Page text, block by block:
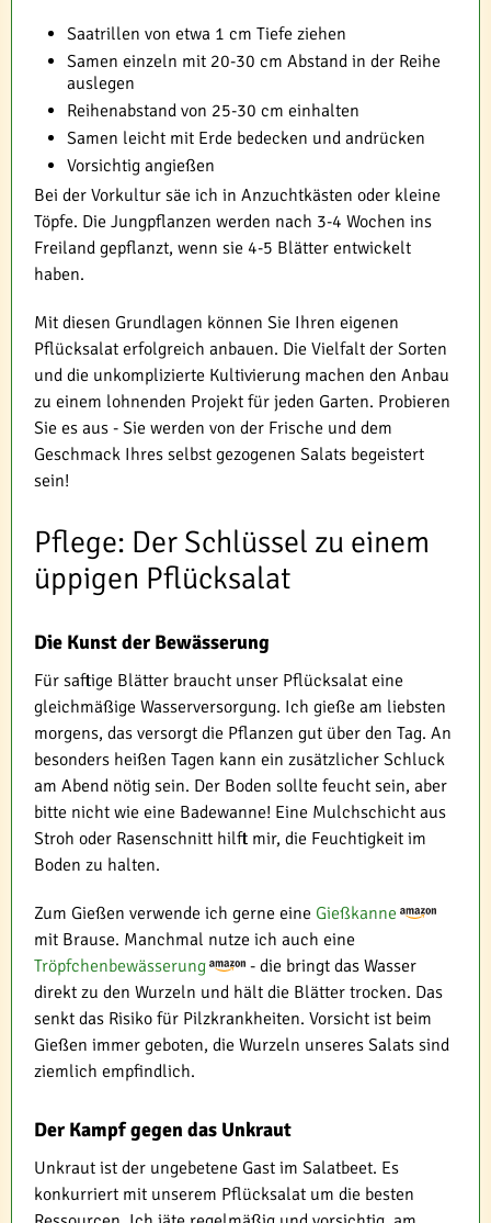
Saatrillen von etwa 1 cm Tiefe ziehen
Samen einzeln mit 20-30 cm Abstand in der Reihe
auslegen
Reihenabstand von 25-30 cm einhalten
Samen leicht mit Erde bedecken und andrücken
Vorsichtig angießen
Bei der Vorkultur säe ich in Anzuchtkästen oder kleine
Töpfe. Die Jungpflanzen werden nach 3-4 Wochen ins
Freiland gepflanzt, wenn sie 4-5 Blätter entwickelt
haben.
Mit diesen Grundlagen können Sie Ihren eigenen
Pflücksalat erfolgreich anbauen. Die Vielfalt der Sorten
und die unkomplizierte Kultivierung machen den Anbau
zu einem lohnenden Projekt für jeden Garten. Probieren
Sie es aus - Sie werden von der Frische und dem
Geschmack Ihres selbst gezogenen Salats begeistert
sein!
Pflege: Der Schlüssel zu einem
üppigen Pflücksalat
Die Kunst der Bewässerung
Für saftige Blätter braucht unser Pflücksalat eine
gleichmäßige Wasserversorgung. Ich gieße am liebsten
morgens, das versorgt die Pflanzen gut über den Tag. An
besonders heißen Tagen kann ein zusätzlicher Schluck
am Abend nötig sein. Der Boden sollte feucht sein, aber
bitte nicht wie eine Badewanne! Eine Mulchschicht aus
Stroh oder Rasenschnitt hilft mir, die Feuchtigkeit im
Boden zu halten.
Zum Gießen verwende ich gerne eine Gießkanne
mit Brause. Manchmal nutze ich auch eine
Tröpfchenbewässerung
- die bringt das Wasser
direkt zu den Wurzeln und hält die Blätter trocken. Das
senkt das Risiko für Pilzkrankheiten. Vorsicht ist beim
Gießen immer geboten, die Wurzeln unseres Salats sind
ziemlich empfindlich.
Der Kampf gegen das Unkraut
Unkraut ist der ungebetene Gast im Salatbeet. Es
konkurriert mit unserem Pflücksalat um die besten